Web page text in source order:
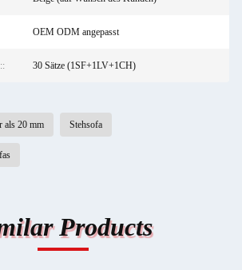
OEM ODM angepasst
30 Sätze (1SF+1LV+1CH)
als 20 mm Stehsofa
Products